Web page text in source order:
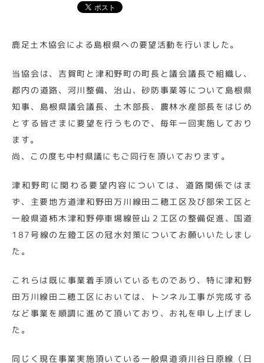
鹿足土木協会による島根県への要望活動を行いました。
当協会は、吉賀町と津和野町の町長と議会議長で組織し、
郡内の道路、河川整備、治山、砂防事業等について島根県
知事、島根県議会議長、土木部長、農林水産部長をはじめ
とする皆さまに要望を行うもので、毎年一回実施しており
ます。
尚、この度も中村県議にもご同行を頂いております。
津和野町に関わる要望内容については、道路関係ではま
ず、主要地方道津和野田万川線田二穂工区及び部栄工区と
一般県道柿木津和野停車場線笹山２工区の整備促進、国道
187号線の左鐙工区の冠水対策についてお願いいたしまし
た。
これらは既に事業着手頂いているものであり、特に津和野
田万川線田二穂工区においては、トンネル工事が完成する
など事業を順調に進めて頂いており、お礼を申し上げまし
た。
同じく現在事業実施頂いている一般県道須川谷日原線（日